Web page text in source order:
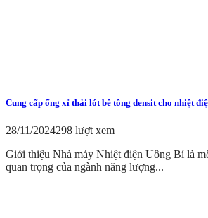
Cung cấp ống xỉ thải lót bê tông densit cho nhiệt
28/11/2024298 lượt xem
Giới thiệu Nhà máy Nhiệt điện Uông Bí là
quan trọng của ngành năng lượng...